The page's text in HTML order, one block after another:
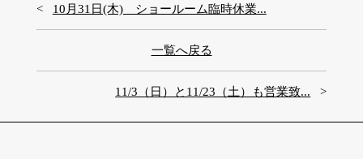
10月31日(木) ショールーム臨時休業...
一覧へ戻る
11/3（日）と11/23（土）も営業致...